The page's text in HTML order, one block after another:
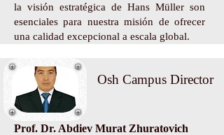
la visión estratégica de Hans Müller son
esenciales para nuestra misión de ofrecer
una calidad excepcional a escala global.
Osh Campus Director
Prof. Dr. Abdiev Murat Zhuratovich